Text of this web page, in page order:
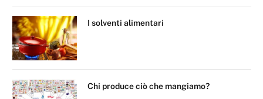
I solventi alimentari
Chi produce ciò che mangiamo?